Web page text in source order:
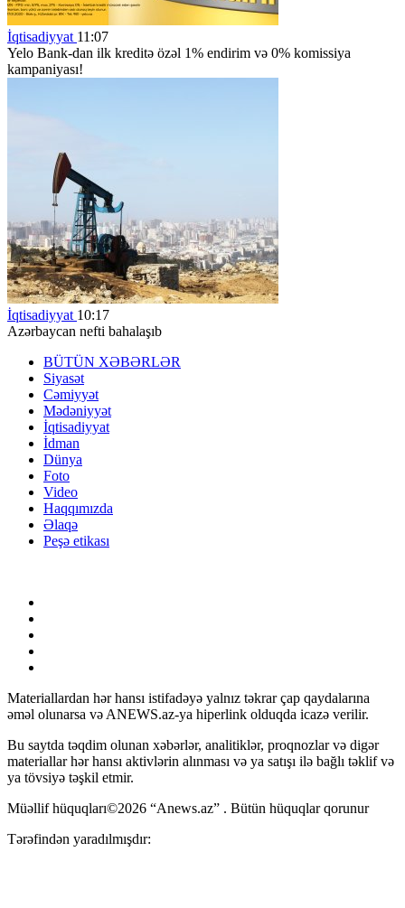
İqtisadiyyat 11:07
Yelo Bank-dan ilk kreditə özəl 1% endirim və 0% komissiya
kampaniyası!
İqtisadiyyat 10:17
Azərbaycan nefti bahalaşıb
BÜTÜN XƏBƏRLƏR
Siyasət
Cəmiyyət
Mədəniyyət
İqtisadiyyat
İdman
Dünya
Foto
Video
Haqqımızda
Əlaqə
Peşə etikası
Materiallardan hər hansı istifadəyə yalnız təkrar çap qaydalarına
əməl olunarsa və ANEWS.az-ya hiperlink olduqda icazə verilir.
Bu saytda təqdim olunan xəbərlər, analitiklər, proqnozlar və digər
materiallar hər hansı aktivlərin alınması və ya satışı ilə bağlı təklif və
ya tövsiyə təşkil etmir.
Müəllif hüquqları©2026 “Anews.az” . Bütün hüquqlar qorunur
Tərəfindən yaradılmışdır: